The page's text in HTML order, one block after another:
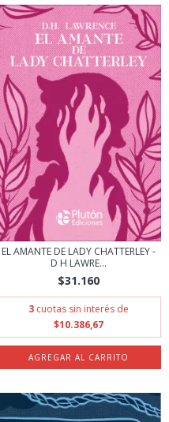
EL AMANTE DE LADY CHATTERLEY -
D H LAWRE...
$31.160
3 cuotas sin interés de
$10.386,67